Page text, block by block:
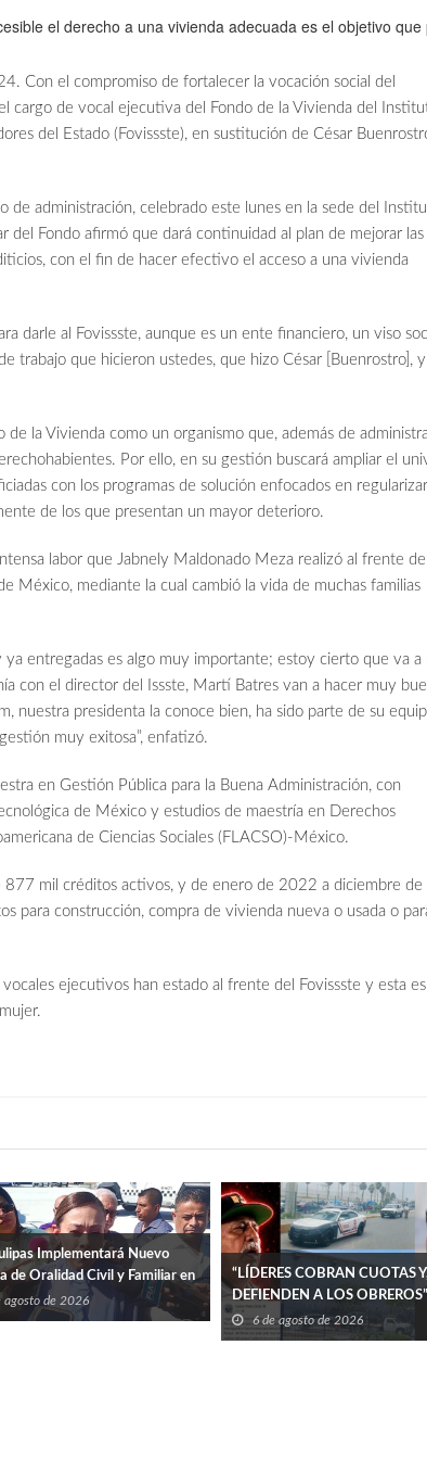
el derecho a una vivienda adecuada es el objetivo que
Con el compromiso de fortalecer la vocación social del
cargo de vocal ejecutiva del Fondo de la Vivienda del
del Estado (Fovissste), en sustitución de César
de administración, celebrado este lunes en la sede del
del Fondo afirmó que dará continuidad al plan de mejorar las
con el fin de hacer efectivo el acceso a una vivienda
darle al Fovissste, aunque es un ente financiero, un viso
trabajo que hicieron ustedes, que hizo César [Buenrostro], y
de la Vivienda como un organismo que, además de
Por ello, en su gestión buscará ampliar el
con los programas de solución enfocados en
de los que presentan un mayor deterioro.
labor que Jabnely Maldonado Meza realizó al frente de
México, mediante la cual cambió la vida de muchas familias
ya entregadas es algo muy importante; estoy cierto que va a
con el director del Issste, Martí Batres van a hacer muy
nuestra presidenta la conoce bien, ha sido parte de su
muy exitosa”, enfatizó.
en Gestión Pública para la Buena Administración, con
de México y estudios de maestría en Derechos
de Ciencias Sociales (FLACSO)-México.
877 mil créditos activos, y de enero de 2022 a diciembre de
para construcción, compra de vivienda nueva o usada o
ejecutivos han estado al frente del Fovissste y esta es
Implementará Nuevo
de Oralidad Civil y Familiar en
Agilizar Juicios»
agosto de 2026
“LÍDERES COBRAN CUOTAS
DEFIENDEN A LOS OBREROS”
6 de agosto de 2026